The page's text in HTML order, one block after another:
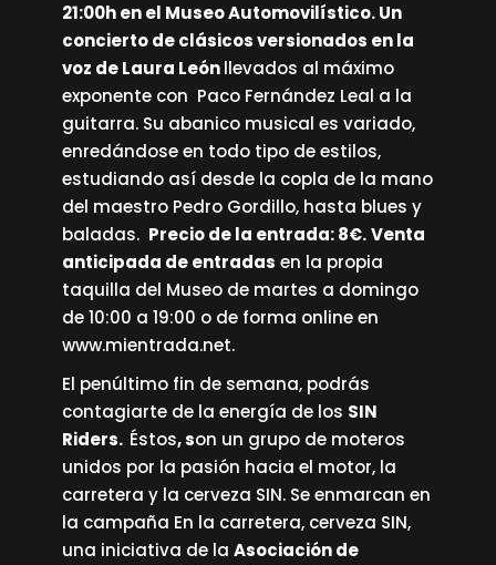
21:00h en el Museo Automovilístico. Un
concierto de clásicos versionados en la
voz de Laura Leónllevados al máximo
exponente con Paco Fernández Leal a la
guitarra. Su abanico musical es variado,
enredándose en todo tipo de estilos,
estudiando así desde la copla de la mano
del maestro Pedro Gordillo, hasta blues y
baladas. Precio de la entrada: 8€. Venta
anticipada de entradas en la propia
taquilla del Museo de martes a domingo
de 10:00 a 19:00 o de forma online en
www.mientrada.net.
El penúltimo fin de semana, podrás
contagiarte de la energía de los SIN
Riders. Éstos, son un grupo de moteros
unidos por la pasión hacia el motor, la
carretera y la cerveza SIN. Se enmarcan en
la campaña En la carretera, cerveza SIN,
una iniciativa de laAsociación de